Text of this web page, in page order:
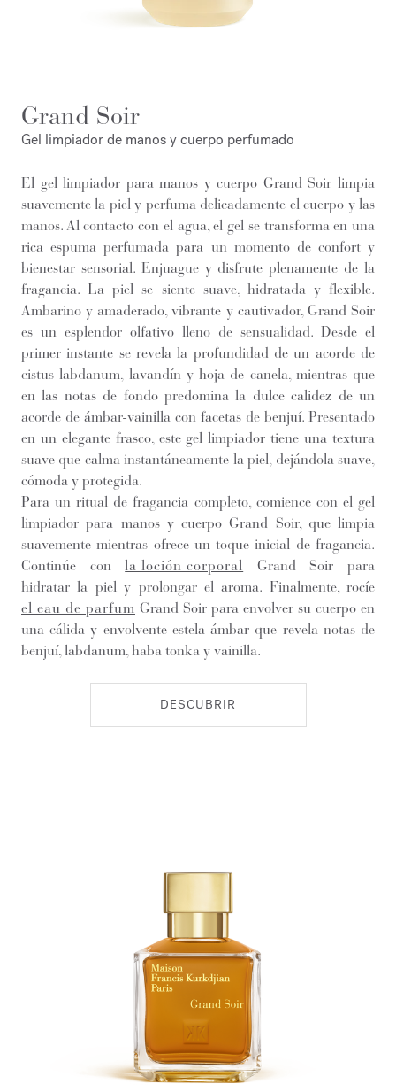
Grand Soir
Gel limpiador de manos y cuerpo perfumado
El gel limpiador para manos y cuerpo Grand Soir limpia
suavemente la piel y perfuma delicadamente el cuerpo y las
manos. Al contacto con el agua, el gel se transforma en una
rica espuma perfumada para un momento de confort y
bienestar sensorial. Enjuague y disfrute plenamente de la
fragancia. La piel se siente suave, hidratada y flexible.
Ambarino y amaderado, vibrante y cautivador, Grand Soir
es un esplendor olfativo lleno de sensualidad. Desde el
primer instante se revela la profundidad de un acorde de
cistus labdanum, lavandín y hoja de canela, mientras que
en las notas de fondo predomina la dulce calidez de un
acorde de ámbar-vainilla con facetas de benjuí. Presentado
en un elegante frasco, este gel limpiador tiene una textura
suave que calma instantáneamente la piel, dejándola suave,
cómoda y protegida.
Para un ritual de fragancia completo, comience con el gel
limpiador para manos y cuerpo Grand Soir, que limpia
suavemente mientras ofrece un toque inicial de fragancia.
Continúe conla loción corporal Grand Soir para
hidratar la piel y prolongar el aroma. Finalmente, rocíe
el eau de parfum Grand Soir para envolver su cuerpo en
una cálida y envolvente estela ámbar que revela notas de
benjuí, labdanum, haba tonka y vainilla.
DESCUBRIR